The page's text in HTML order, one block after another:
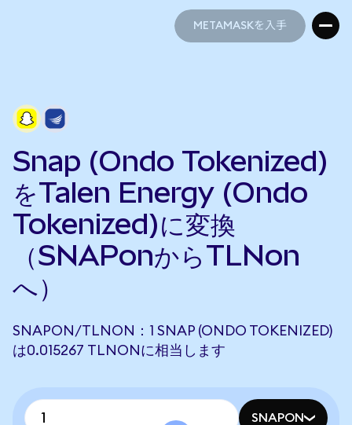
METAMASKを入手
Snap (Ondo Tokenized)
をTalen Energy (Ondo
Tokenized)に変換
（SNAPonからTLNon
へ）
SNAPON/TLNON：1 SNAP (ONDO TOKENIZED)
は0.015267 TLNONに相当します
SNAPON